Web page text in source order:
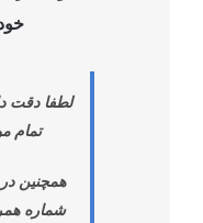
لطفا دقت
تمام
همچنین
شماره